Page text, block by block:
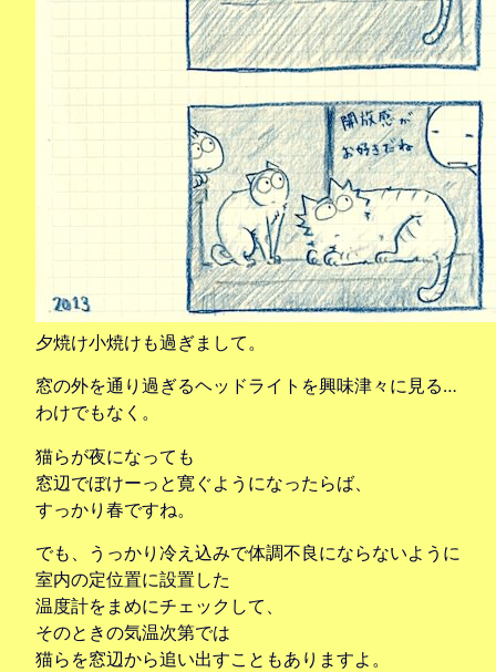
夕焼け小焼けも過ぎまして。
窓の外を通り過ぎるヘッドライトを興味津々に見る…
わけでもなく。
猫らが夜になっても
窓辺でぼけーっと寛ぐようになったらば、
すっかり春ですね。
でも、うっかり冷え込みで体調不良にならないように
室内の定位置に設置した
温度計をまめにチェックして、
そのときの気温次第では
猫らを窓辺から追い出すこともありますよ。